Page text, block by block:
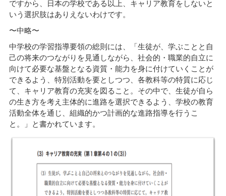
ですから、日本の学校である以上、キャリア教育をしないと
いう選択肢はありえないわけです。
〜中略〜
中学校の学習指導要領の総則には、「生徒が、学ぶことと自
己の将来のつながりを見通しながら、社会的・職業的自立に
向けて必要な基盤となる資質・能力を身に付けていくことが
できるよう、特別活動を要としつつ、各教科等の特質に応じ
て、キャリア教育の充実を図ること。その中で、生徒が自ら
の生き方を考え主体的に進路を選択できるよう、学校の教育
活動全体を通じ、組織的かつ計画的な進路指導を行うこ
と。」と書かれています。